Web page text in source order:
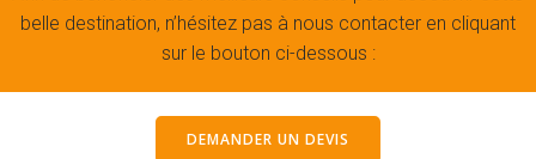
belle destination, n’hésitez pas à nous contacter en cliquant
sur le bouton ci-dessous :
DEMANDER UN DEVIS